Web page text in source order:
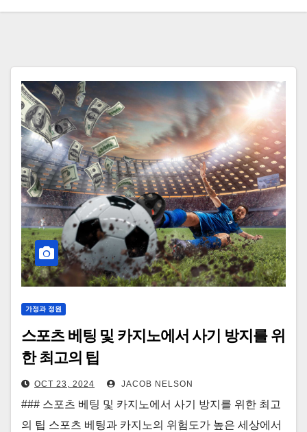
가정과 정원
스포츠 베팅 및 카지노에서 사기 방지를 위
한 최고의 팁
OCT 23, 2024 JACOB NELSON
### 스포츠 베팅 및 카지노에서 사기 방지를 위한 최고
의 팁 스포츠 베팅과 카지노의 위험도가 높은 세상에서